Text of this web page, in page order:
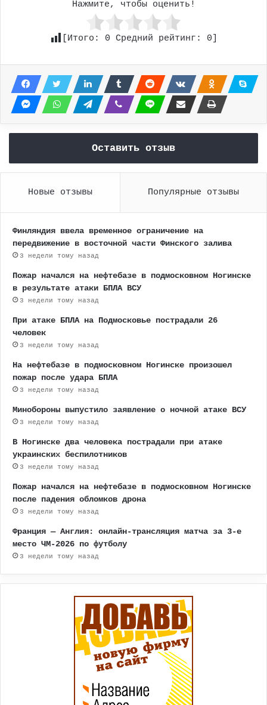
Нажмите, чтобы оценить!
[Итого: 0 Средний рейтинг: 0
Оставить отзыв
Новые отзывы Популярные отзывы
Финляндия ввела временное ограничение на
передвижение в восточной части Финского залива
3 недели тому назад
Пожар начался на нефтебазе в подмосковном Ногинске
в результате атаки БПЛА ВСУ
3 недели тому назад
При атаке БПЛА на Подмосковье пострадали 26
человек
3 недели тому назад
На нефтебазе в подмосковном Ногинске произошел
пожар после удара БПЛА
3 недели тому назад
Минобороны выпустило заявление о ночной атаке ВСУ
3 недели тому назад
В Ногинске два человека пострадали при атаке
украинских беспилотников
3 недели тому назад
Пожар начался на нефтебазе в подмосковном Ногинске
после падения обломков дрона
3 недели тому назад
Франция — Англия: онлайн-трансляция матча за 3-е
место ЧМ-2026 по футболу
3 недели тому назад